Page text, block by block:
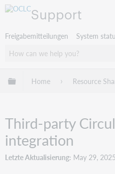
Support
Freigabemitteilungen System
Globale Hierarchie
Home Resource
Third-party
integration
Letzte Aktualisierung May 29, 2025